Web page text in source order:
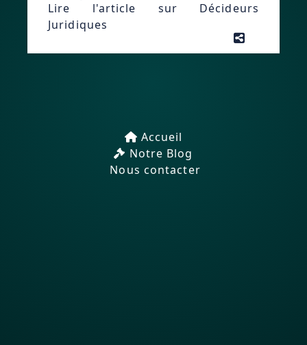
Lire l'article sur Décideurs
Juridiques
Accueil
Notre Blog
Nous contacter